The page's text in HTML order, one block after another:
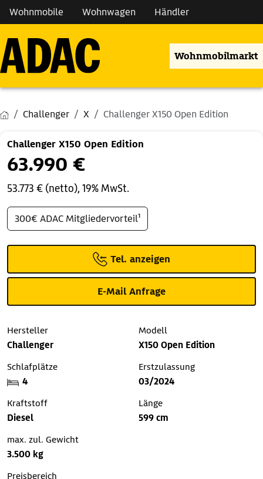
Wohnmobile Wohnwagen Händler
Wohnmobilmarkt
Challenger X Challenger X150 Open Edition
Challenger X150 Open Edition
63.990 €
53.773 € (netto), 19% MwSt.
300€ ADAC Mitgliedervorteil¹
Tel. anzeigen
E-Mail Anfrage
Hersteller
Challenger
Modell
X150 Open Edition
Schlafplätze
4
Erstzulassung
03/2024
Kraftstoff
Diesel
Länge
599 cm
max. zul. Gewicht
3.500 kg
Preisbereich